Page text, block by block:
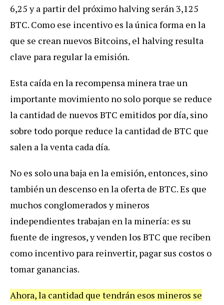
6,25 y a partir del próximo halving serán 3,125
BTC. Como ese incentivo es la única forma en la
que se crean nuevos Bitcoins, el halving resulta
clave para regular la emisión.
Esta caída en la recompensa minera trae un
importante movimiento no solo porque se reduce
la cantidad de nuevos BTC emitidos por día, sino
sobre todo porque reduce la cantidad de BTC que
salen a la venta cada día.
No es solo una baja en la emisión, entonces, sino
también un descenso en la oferta de BTC. Es que
muchos conglomerados y mineros
independientes trabajan en la minería: es su
fuente de ingresos, y venden los BTC que reciben
como incentivo para reinvertir, pagar sus costos o
tomar ganancias.
Ahora, la cantidad que tendrán esos mineros se